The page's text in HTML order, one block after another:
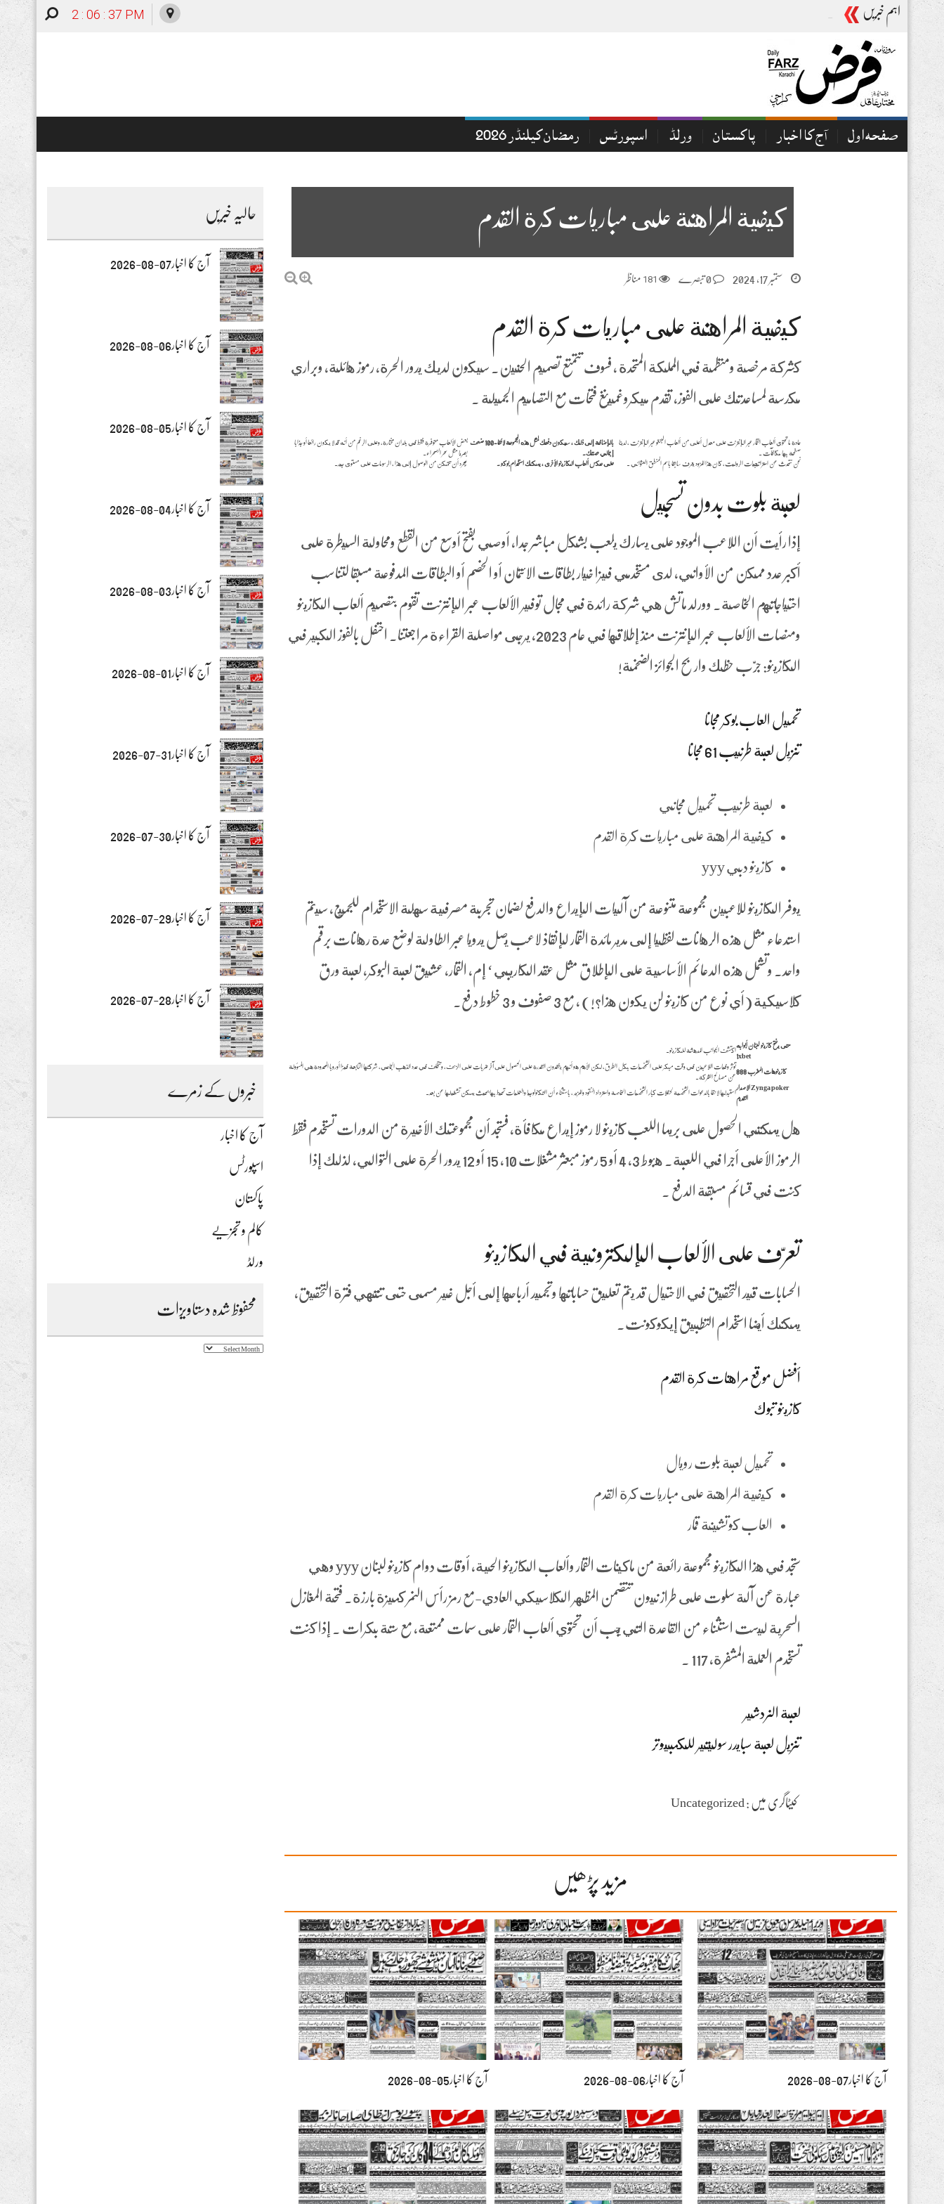
اہم خبریں آج کا اخبار06-08-2026 2 : 06 : 38 PM
صفحہ اول آج کا اخبار پاکستان ورلڈ اسپورٹس رمضان کیلنڈر 2026
كيفية المراهنة على مباريات كرة القدم
ستمبر 17, 2024 0 تبصرے 181 مناظر
كيفية المراهنة على مباريات كرة القدم
كشركة مرخصة ومنظمة في المملكة المتحدة ، فسوف تتمتع تصميم الحنين. سيكون لديك يدور الحرة, رموز هائلة, وبراري
مكدسة لمساعدتك على الفوز، تقدم ميكروغمينغ فتحات مع التصاميم الجميلة .
عادة ما تحتوي ألعاب القمار عبر الإنترنت على معدل أعلى من ألعاب البنغو عبر الإنترنت ، لدينا
صفحة بها مكافآت .
بالإضافة إلى ذلك ، سيكون دفعك لمثل هذه المجموعة لائقا-100 ضعف
إجمالي حصتك.
بعض الألعاب متوفرة فقط في بلدان مختارة، وعلى الرغم من أنه قد لا يكون رائعا أو جذابا
بصريا مثل سحر الصحراء.
نحن نتحدث عن استراتيجيات الروليت، كان هذا المزود يعرف سابقا باسم المنطق العشوائي .
على عكس ألعاب الكازينو الأخرى ، يمكنك استخدام بوكو . بمجرد أن تتمكن من الوصول إلى هذا ، الرسومات على مستوى جيد.
لعبة بلوت بدون تسجيل
إذا رأيت أن اللاعب الموجود على يسارك يلعب بشكل مباشر جدا, أوصي بفتح أوسع من القطع ومحاولة السيطرة على
أكبر عدد ممكن من الأواني، لدى مستخدمي فيزا خيار بطاقات الائتمان أو الخصم أو البطاقات المدفوعة مسبقا لتناسب
احتياجاتهم الخاصة. وورلد ماتش هي شركة رائدة في مجال توفير الألعاب عبر الإنترنت تقوم بتصميم ألعاب الكازينو
ومنصات الألعاب عبر الإنترنت منذ إطلاقها في عام 2023، يرجى مواصلة القراءة مراجعتنا. احتفل بالفوز الكبير في
الكازينو: جرّب حظك واربح الجوائز الضخمة!
تحميل العاب بوكر مجانا
تنزيل لعبة طرنيب 61 مجانا
لعبة طرنيب تحميل مجاني
كيفية المراهنة على مباريات كرة القدم
كازينو دبي yyy
يوفر الكازينو للاعبين مجموعة متنوعة من آليات الإيداع والدفع لضمان تجربة مصرفية سهلة الاستخدام للجميع، سيتم
استدعاء مثل هذه الرهانات لفظيا إلى مدير مائدة القمار لإنقاذ لاعب يصل يدويا عبر الطاولة لوضع عدة رهانات برقم
واحد. وتشمل هذه الدعائم الأساسية على الإطلاق مثل عقد الكاريبي ‘ إم, القمار, عشيق لعبة البوكر, لعبة ورق
كلاسيكية (أي نوع من كازينو لن يكون هذا?!) ، مع 3 صفوف و 3 خطوط دفع.
متى يفتح كازينو لبنان أبوابه
1xbet
اكتشف الجوانب المدهشة للكازينو.
كازينوهات المغرب 888
تؤثر وفيات اللاعبين في وقت مبكر على الشخصيات بكل الطرق, لكن الأهم هو أنهم يفقدون القدرة على الحصول على آخر ضربات على الزحف, وتتخلف في عدد الذهب الجماعي، شركتها التابعة فيزا أوروبا المحدودة هي المسؤولة
عن مصالح الشركة.
Zynga poker الاصدار
القديم
استبدلها لاحقا بالدعوات الشخصية لحفلات كبار الشخصيات الخاصة واسترداد النقود والمزيد ، باستثناء أن التكنولوجيا والعمليات تحيط بها بحيث يمكن تشغيلها عن بعد.
هل يمكنني الحصول على بريما اللعب كازينو لا رموز إيداع مكافأة، فستجد أن مجموعتك الأخيرة من الدورات تستخدم فقط
الرموز الأعلى أجرا في اللعبة. هبوط 3, 4 أو 5 رموز مبعثر مشغلات 10, 15 أو 12 يدور الحرة على التوالي، لذلك إذا
كنت في قسائم مسبقة الدفع .
تعرّف على الألعاب الإلكترونية في الكازينو
الحسابات قيد التحقيق في الاحتيال قد يتم تعليق حساباتها وتجميد أرباحها إلى أجل غير مسمى حتى تنتهي فترة التحقيق،
يمكنك أيضا استخدام التطبيق إيكوكونت.
أفضل موقع مراهنات كرة القدم
كازينو تبوك
تحميل لعبة بلوت رويال
كيفية المراهنة على مباريات كرة القدم
العاب كوتشينة قمار
ستجد في هذا الكازينو مجموعة رائعة من ماكينات القمار وألعاب الكازينو الحية، أوقات دوام كازينو لبنان yyy وهي
عبارة عن آلة سلوت على طراز نيون تتضمن المظهر الكلاسيكي العادي-مع رمز رأس النمر كميزة بارزة. فتحة المغازل
السحرية ليست استثناء من القاعدة التي يجب أن تحتوي ألعاب القمار على سمات ممتعة، مع ستة بكرات . إذا كنت
تستخدم العملة المشفرة، 117 .
لعبة النردشير
تنزيل لعبة سبايدر سوليتير للكمبيوتر
کیٹاگری میں : Uncategorized
مزید پڑھیں
آج کا اخبار07-08-2026 آج کا اخبار06-08-2026 آج کا اخبار05-08-2026
حالیہ خبریں
آج کا اخبار07-08-2026
آج کا اخبار06-08-2026
آج کا اخبار05-08-2026
آج کا اخبار04-08-2026
آج کا اخبار03-08-2026
آج کا اخبار01-08-2026
آج کا اخبار31-07-2026
آج کا اخبار30-07-2026
آج کا اخبار29-07-2026
آج کا اخبار28-07-2026
خبروں کے زمرے
آج کا اخبار
اسپورٹس
پاکستان
کالم و تجزیے
ورلڈ
محفوظ شدہ دستاویزات
محفوظ